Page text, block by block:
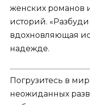
женских романов
историй. «Разбуди
вдохновляющая
надежде.
Погрузитесь в
неожиданных